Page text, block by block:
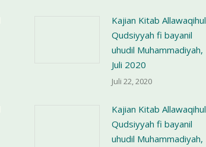
Kajian Kitab Allawaqihul
Qudsiyyah fi bayanil
uhudil Muhammadiyah,
Juli 2020
Juli 22, 2020
Kajian Kitab Allawaqihul
Qudsiyyah fi bayanil
uhudil Muhammadiyah,